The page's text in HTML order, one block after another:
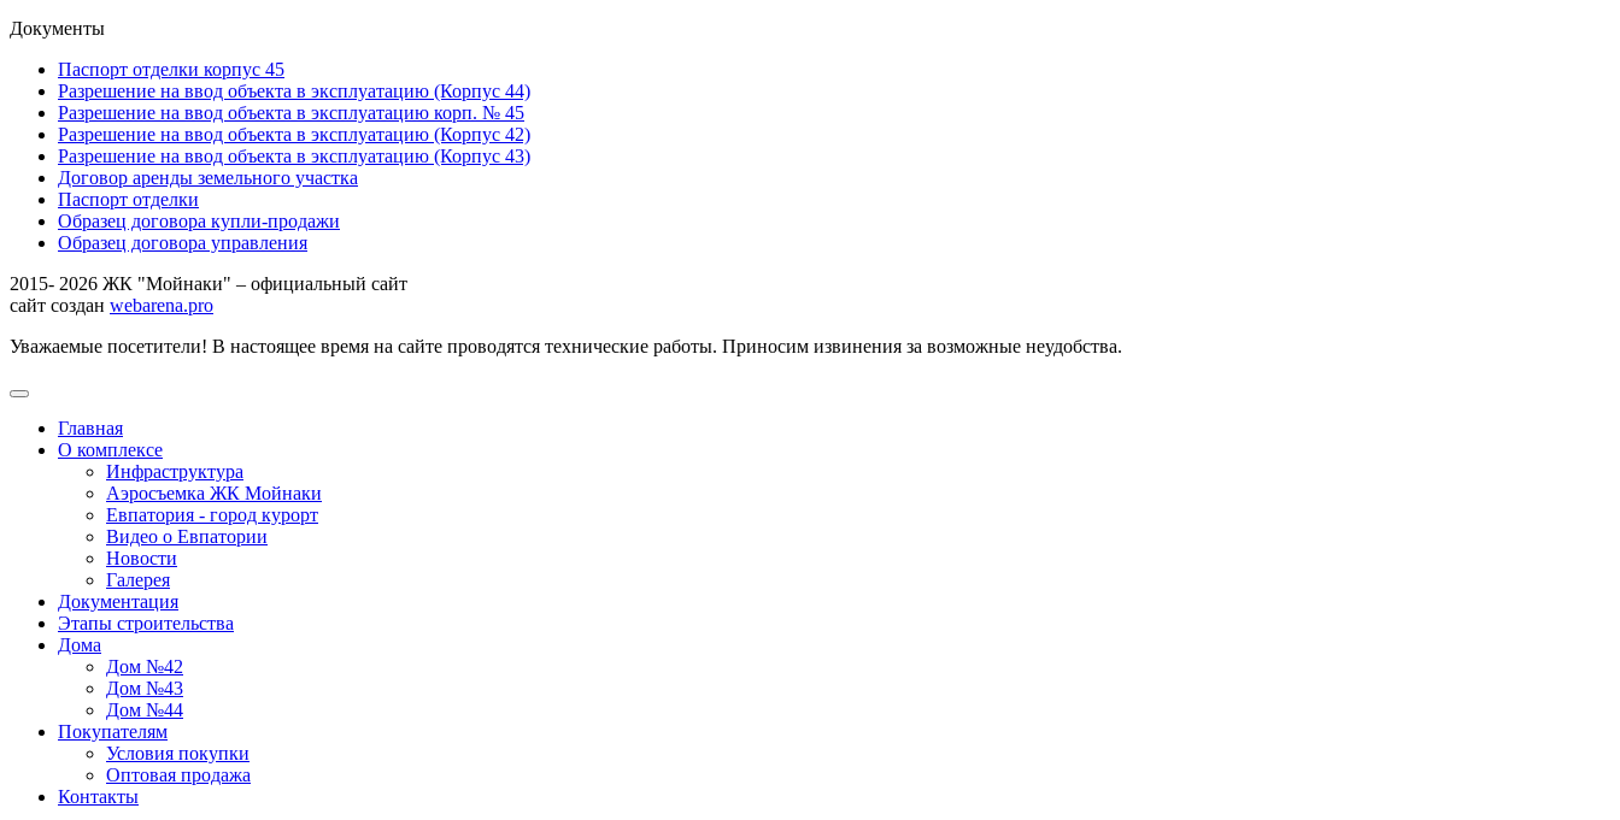
Документы
Паспорт отделки корпус 45
Разрешение на ввод объекта в эксплуатацию (Корпус 44)
Разрешение на ввод объекта в эксплуатацию корп. № 45
Разрешение на ввод объекта в эксплуатацию (Корпус 42)
Разрешение на ввод объекта в эксплуатацию (Корпус 43)
Договор аренды земельного участка
Паспорт отделки
Образец договора купли-продажи
Образец договора управления
2015- 2026 ЖК "Мойнаки" – официальный сайт
сайт создан webarena.pro
Уважаемые посетители! В настоящее время на сайте проводятся технические работы. Приносим извинения за возможные неудобства.
Главная
О комплексе
Инфраструктура
Аэросъемка ЖК Мойнаки
Евпатория - город курорт
Видео о Евпатории
Новости
Галерея
Документация
Этапы строительства
Дома
Дом №42
Дом №43
Дом №44
Покупателям
Условия покупки
Оптовая продажа
Контакты